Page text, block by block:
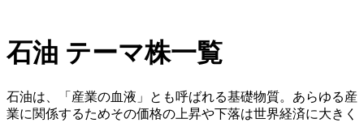
石油 テーマ株一覧
石油は、「産業の血液」とも呼ばれる基礎物質。あらゆる産
業に関係するためその価格の上昇や下落は世界経済に大きく